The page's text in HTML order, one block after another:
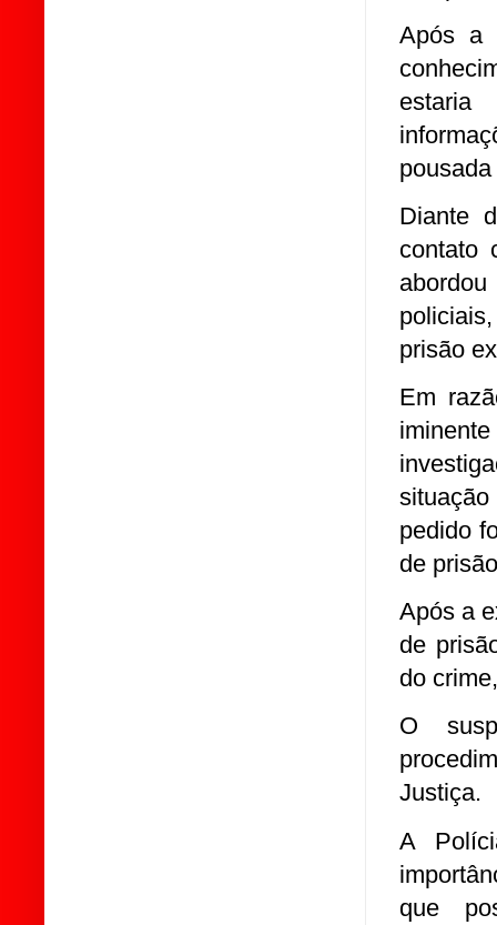
Após a
Diante
contato
prisão
Em
pedido
de
Após a
de
do
O
Justiça.
A
que